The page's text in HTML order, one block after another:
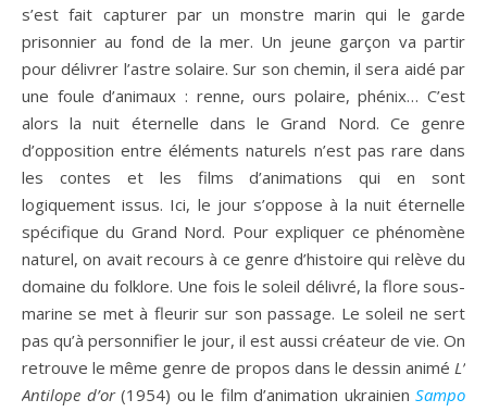
s’est fait capturer par un monstre marin qui le garde
prisonnier au fond de la mer. Un jeune garçon va partir
pour délivrer l’astre solaire. Sur son chemin, il sera aidé par
une foule d’animaux : renne, ours polaire, phénix… C’est
alors la nuit éternelle dans le Grand Nord. Ce genre
d’opposition entre éléments naturels n’est pas rare dans
les contes et les films d’animations qui en sont
logiquement issus. Ici, le jour s’oppose à la nuit éternelle
spécifique du Grand Nord. Pour expliquer ce phénomène
naturel, on avait recours à ce genre d’histoire qui relève du
domaine du folklore. Une fois le soleil délivré, la flore sous-
marine se met à fleurir sur son passage. Le soleil ne sert
pas qu’à personnifier le jour, il est aussi créateur de vie. On
retrouve le même genre de propos dans le dessin animé L’
Antilope d’or(1954) ou le film d’animation ukrainien Sampo